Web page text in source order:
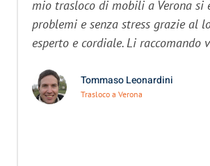
mio trasloco di mobili a Verona si
problemi e senza stress grazie al
esperto e cordiale. Li raccomando
Tommaso Leonardini
Trasloco a Verona